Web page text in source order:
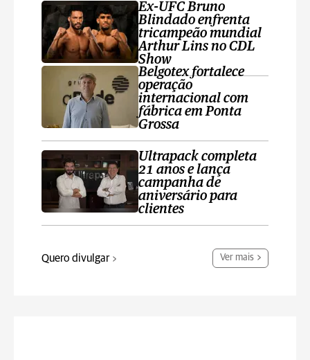
Ex-UFC Bruno
Blindado enfrenta
tricampeão mundial
Arthur Lins no CDL
Show
Belgotex fortalece
operação
internacional com
fábrica em Ponta
Grossa
Ultrapack completa
21 anos e lança
campanha de
aniversário para
clientes
Quero divulgar Ver mais